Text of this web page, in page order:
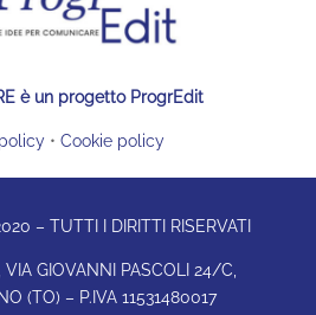
è un progetto ProgrEdit
•Cookie policy
– TUTTI I DIRITTI RISERVATI
VIA GIOVANNI PASCOLI 24/C,
(TO) – P.IVA 11531480017